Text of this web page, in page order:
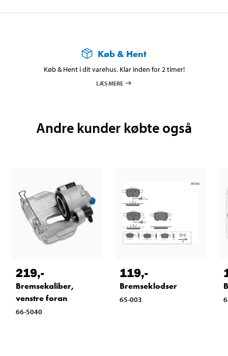
Køb & Hent
Køb & Hent i dit varehus. Klar inden for 2 timer!
LÆS MERE
Andre kunder købte også
219,-
Bremsekaliber,
venstre foran
66-5040
119,-
Bremseklodser
65-003